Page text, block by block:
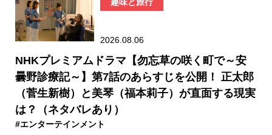
2026.08.06
NHKプレミアムドラマ【勿忘草の咲く町で～安
曇野診療記～】第7話のあらすじを公開！ 正太郎
（菅生新樹）と美琴（福本莉子）が直面する現実
は？（ネタバレあり）
#エンターテインメント